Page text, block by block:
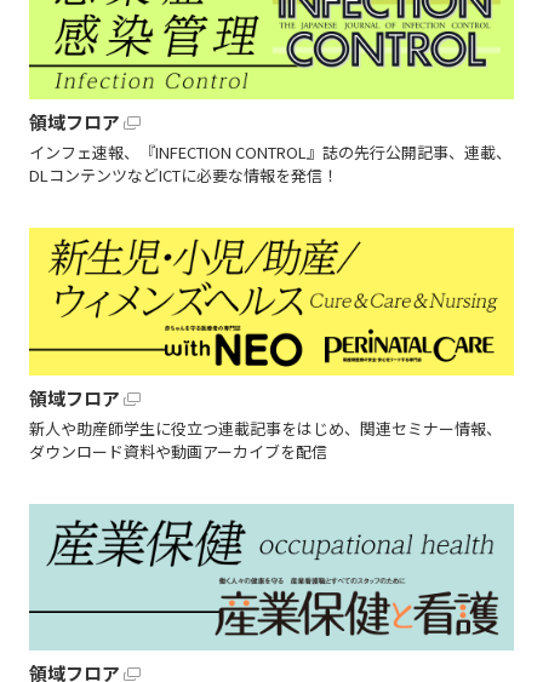
領域フロア
インフェ速報、『INFECTION CONTROL』誌の先行公開記事、連載、
DLコンテンツなどICTに必要な情報を発信！
領域フロア
新人や助産師学生に役立つ連載記事をはじめ、関連セミナー情報、
ダウンロード資料や動画アーカイブを配信
領域フロア